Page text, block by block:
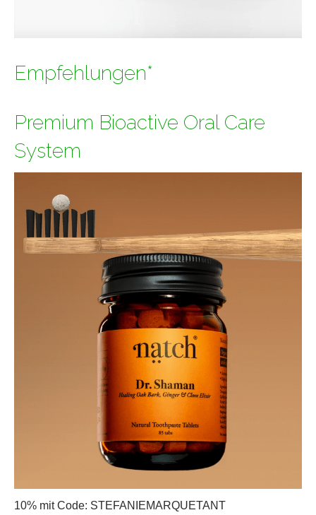
Empfehlungen*
Premium Bioactive Oral Care
System
10% mit Code: STEFANIEMARQUETANT